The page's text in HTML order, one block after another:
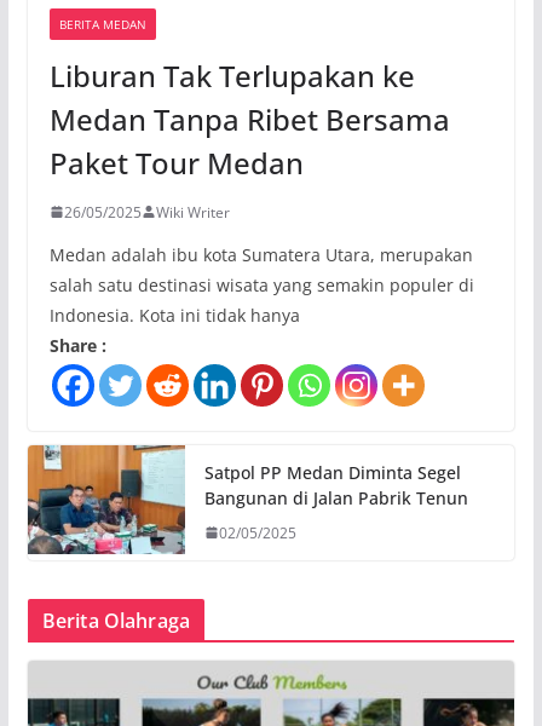
BERITA MEDAN
Liburan Tak Terlupakan ke
Medan Tanpa Ribet Bersama
Paket Tour Medan
26/05/2025 Wiki Writer
Medan adalah ibu kota Sumatera Utara, merupakan
salah satu destinasi wisata yang semakin populer di
Indonesia. Kota ini tidak hanya
Share :
Satpol PP Medan Diminta Segel
Bangunan di Jalan Pabrik Tenun
02/05/2025
Berita Olahraga